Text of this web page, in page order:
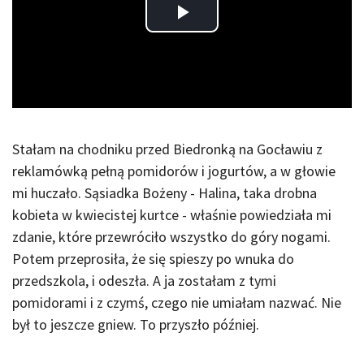
Play
Stałam na chodniku przed Biedronką na Gocławiu z
reklamówką pełną pomidorów i jogurtów, a w głowie
mi huczało. Sąsiadka Bożeny - Halina, taka drobna
kobieta w kwiecistej kurtce - właśnie powiedziała mi
zdanie, które przewróciło wszystko do góry nogami.
Potem przeprosiła, że się spieszy po wnuka do
przedszkola, i odeszła. A ja zostałam z tymi
pomidorami i z czymś, czego nie umiałam nazwać. Nie
był to jeszcze gniew. To przyszło później.